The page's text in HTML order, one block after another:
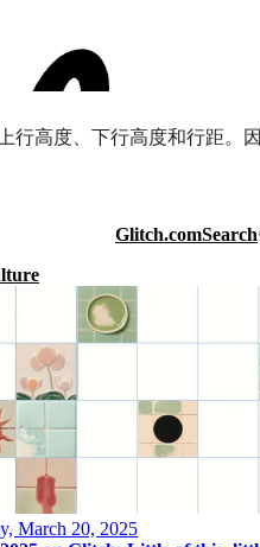
行高度、下行高度和行距。因